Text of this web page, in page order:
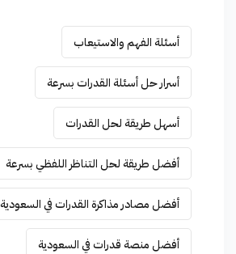
أسئلة الفهم والاستيعاب
أسرار حل أسئلة القدرات بسرعة
أسهل طريقة لحل القدرات
أفضل طريقة لحل التناظر اللفظي بسرعة
أفضل مصادر مذاكرة القدرات في السعودية
أفضل منصة قدرات في السعودية